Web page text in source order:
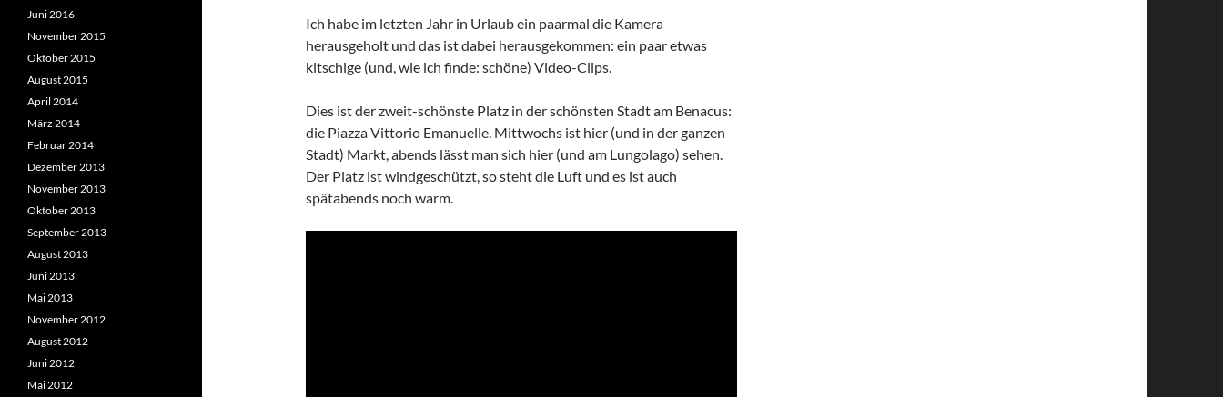
Ich habe im letzten Jahr in Urlaub ein paarmal die Kamera
herausgeholt und das ist dabei herausgekommen: ein paar etwas
kitschige (und, wie ich finde: schöne) Video-Clips.
Dies ist der zweit-schönste Platz in der schönsten Stadt am Benacus:
die Piazza Vittorio Emanuelle. Mittwochs ist hier (und in der ganzen
Stadt) Markt, abends lässt man sich hier (und am Lungolago) sehen.
Der Platz ist windgeschützt, so steht die Luft und es ist auch
spätabends noch warm.
Juni 2016
November 2015
Oktober 2015
August 2015
April 2014
März 2014
Februar 2014
Dezember 2013
November 2013
Oktober 2013
September 2013
August 2013
Juni 2013
Mai 2013
November 2012
August 2012
Juni 2012
Mai 2012